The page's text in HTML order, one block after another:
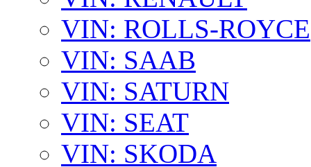
VIN: ROLLS-ROYCE
VIN: SAAB
VIN: SATURN
VIN: SEAT
VIN: SKODA